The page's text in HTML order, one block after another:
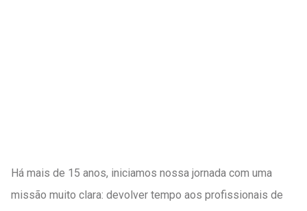
Há mais de 15 anos, iniciamos nossa jornada com uma
missão muito clara: devolver tempo aos profissionais de